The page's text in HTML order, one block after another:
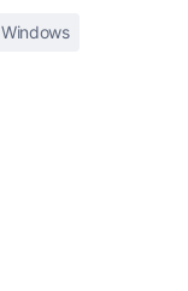
Windows